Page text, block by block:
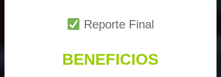
Reporte Final
BENEFICIOS